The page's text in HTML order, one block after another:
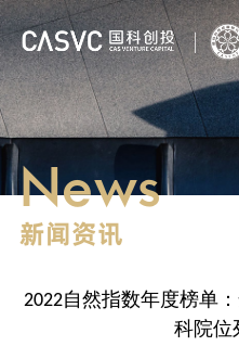
News
新闻资讯
2022自然指数年度榜单
科院位